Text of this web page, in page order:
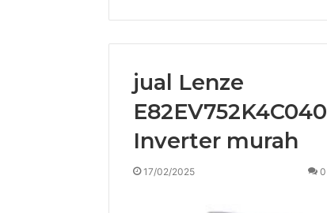
jual Lenze
E82EV752K4C040
Inverter murah
17/02/2025 0